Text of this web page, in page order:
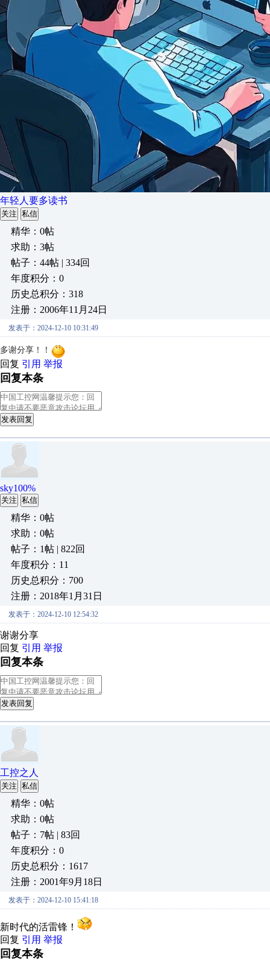
年轻人要多读书
关注 私信
精华：0帖
求助：3帖
帖子：44帖 | 334回
年度积分：0
历史总积分：318
注册：2006年11月24日
发表于：2024-12-10 10:31:49
多谢分享！！
回复 引用 举报
回复本条
发表回复
sky100%
关注 私信
精华：0帖
求助：0帖
帖子：1帖 | 822回
年度积分：11
历史总积分：700
注册：2018年1月31日
发表于：2024-12-10 12:54:32
谢谢分享
回复 引用 举报
回复本条
发表回复
工控之人
关注 私信
精华：0帖
求助：0帖
帖子：7帖 | 83回
年度积分：0
历史总积分：1617
注册：2001年9月18日
发表于：2024-12-10 15:41:18
新时代的活雷锋！
回复 引用 举报
回复本条